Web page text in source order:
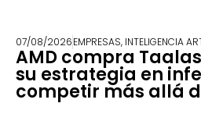
07/08/2026EMPRESAS, INTELIGENCIA
AMD compra
su estrategia en
competir más allá